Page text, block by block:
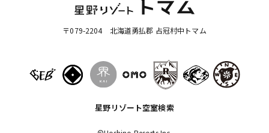
〒079-2204 北海道勇払郡 占冠村中トマム
星野リゾート空室検索